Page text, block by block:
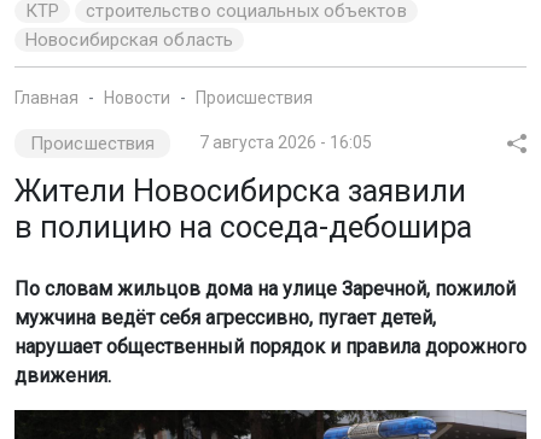
КТР
строительство социальных объектов
Новосибирская область
Главная Новости Происшествия
Происшествия 7 августа 2026 - 16:05
Жители Новосибирска заявили
в полицию на соседа-дебошира
По словам жильцов дома на улице Заречной, пожилой
мужчина ведёт себя агрессивно, пугает детей,
нарушает общественный порядок и правила дорожного
движения.